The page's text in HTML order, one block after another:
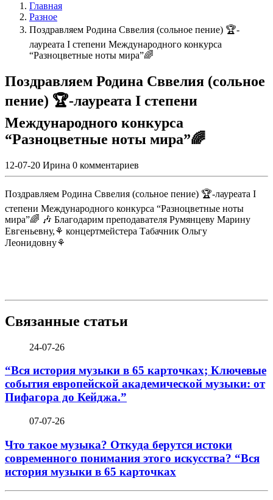
Главная
Разное
Поздравляем Родина Сввелия (сольное пение) 🏆-
лауреата I степени Международного конкурса
“Разноцветные ноты мира”🌈
Поздравляем Родина Сввелия (сольное
пение) 🏆-лауреата I степени
Международного конкурса
“Разноцветные ноты мира”🌈
12-07-20 Ирина 0 комментариев
Поздравляем Родина Сввелия (сольное пение) 🏆-лауреата I
степени Международного конкурса “Разноцветные ноты
мира”🌈 🎶 Благодарим преподавателя Румянцеву Марину
Евгеньевну,⚘ концертмейстера Табачник Ольгу
Леонидовну⚘
Связанные статьи
24-07-26
“Вся история музыки в 65 карточках; Ключевые
события европейской академической музыки: от
Пифагора до Кейджа.”
07-07-26
Что такое музыка? Откуда берутся истоки
современного понимания этого искусства? “Вся
история музыки в 65 карточках